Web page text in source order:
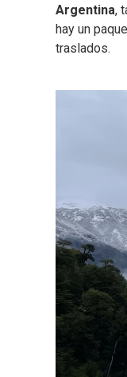
Argentina,
hay un
traslados.